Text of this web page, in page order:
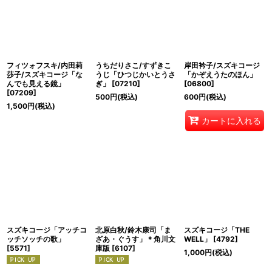
フィツォフスキ/内田莉
莎子/スズキコージ「な
んでも見える鏡」
[07209]
1,500円(税込)
うちだりさこ/すずきこ
うじ「ひつじかいとうさ
ぎ」
[07210]
500円(税込)
岸田衿子/スズキコージ
「かぞえうたのほん」
[06800]
600円(税込)
カートに入れる
スズキコージ「アッチコ
ッチソッチの歌」
[5571]
北原白秋/鈴木康司「ま
ざあ・ぐうす」＊角川文
庫版 [6107]
スズキコージ「THE
WELL」
[4792]
1,000円(税込)